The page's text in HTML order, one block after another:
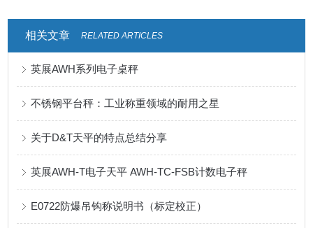
相关文章 RELATED ARTICLES
英展AWH系列电子桌秤
不锈钢平台秤：工业称重领域的耐用之星
关于D&T天平的特点总结分享
英展AWH-T电子天平 AWH-TC-FSB计数电子秤
E0722防爆吊钩称说明书（标定校正）